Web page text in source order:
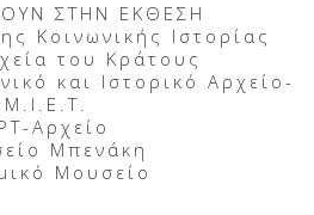
ΣΤΗΝ ΕΚΘΕΣΗ
Κοινωνικής Ιστορίας
του Κράτους
και Ιστορικό Αρχείο-
Μ.Ι.Ε.Τ.
Αρχείο
Μπενάκη
Μουσείο